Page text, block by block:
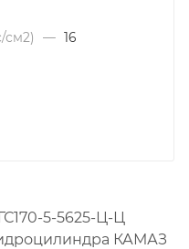
см2)
— 16
5-5625-Ц-Ц
КАМАЗ